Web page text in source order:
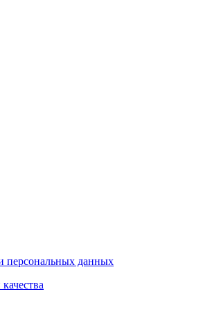
персональных данных